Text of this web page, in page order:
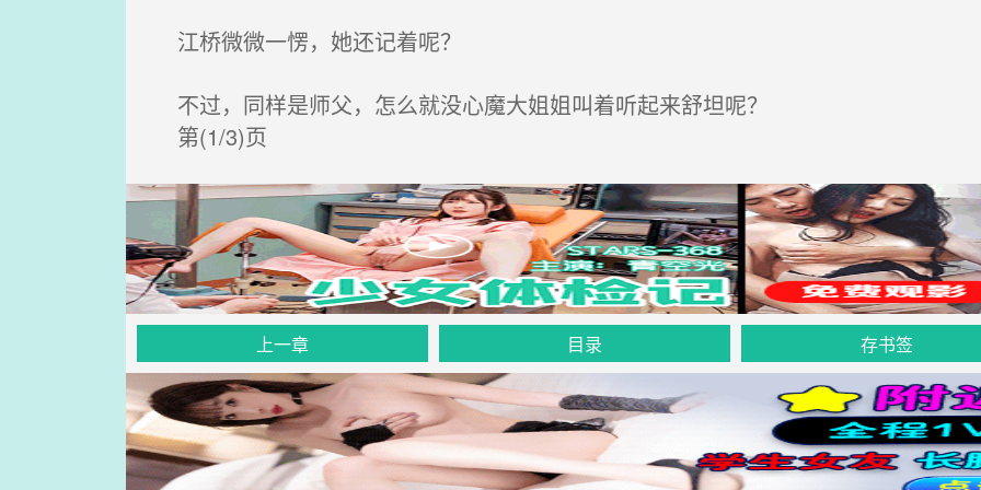
江桥微微一愣，她还记着呢？
不过，同样是师父，怎么就没心魔大姐姐叫着听起来舒坦呢？
第(1/3)页
上一章 目录 存书签